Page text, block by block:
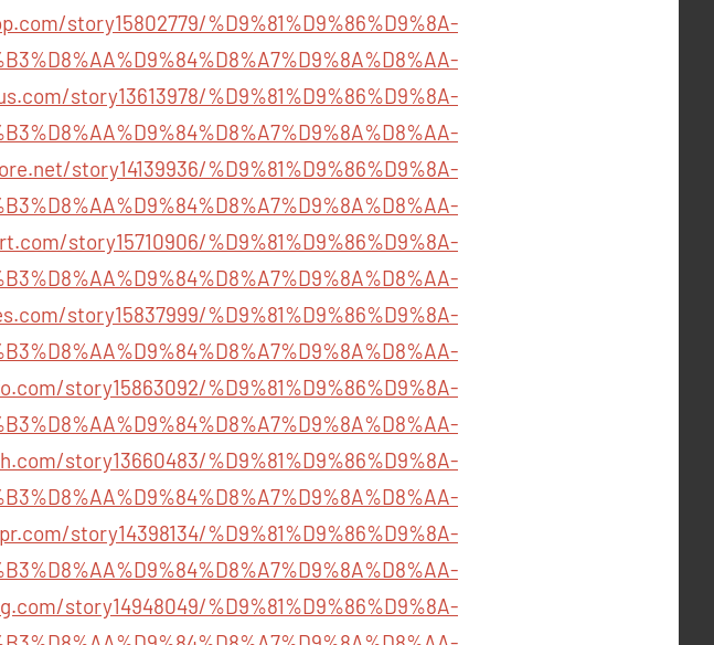
story15802779/%D9%81%D9%86%D9%8A-
story13613978/%D9%81%D9%86%D9%8A-
story14139936/%D9%81%D9%86%D9%8A-
story15710906/%D9%81%D9%86%D9%8A-
story15837999/%D9%81%D9%86%D9%8A-
story15863092/%D9%81%D9%86%D9%8A-
story13660483/%D9%81%D9%86%D9%8A-
story14398134/%D9%81%D9%86%D9%8A-
story14948049/%D9%81%D9%86%D9%8A-